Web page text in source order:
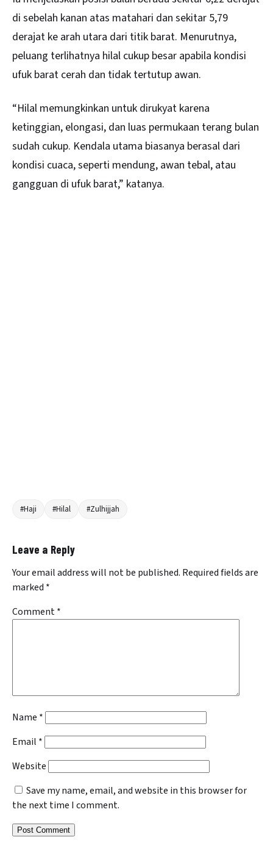
di sebelah kanan atas matahari dan sekitar 5,79
derajat ke arah utara dari titik barat. Menurutnya,
peluang terlihatnya hilal cukup besar apabila kondisi
ufuk barat cerah dan tidak tertutup awan.
“Hilal memungkinkan untuk dirukyat karena
ketinggian, elongasi, dan luas permukaan terang bulan
sudah cukup. Kendala utama biasanya berasal dari
kondisi cuaca, seperti mendung, awan tebal, atau
gangguan di ufuk barat,” katanya.
#Haji #Hilal #Zulhijjah
Leave a Reply
Your email address will not be published. Required fields are
marked *
Comment*
Name *
Email *
Website
Save my name, email, and website in this browser for
the next time I comment.